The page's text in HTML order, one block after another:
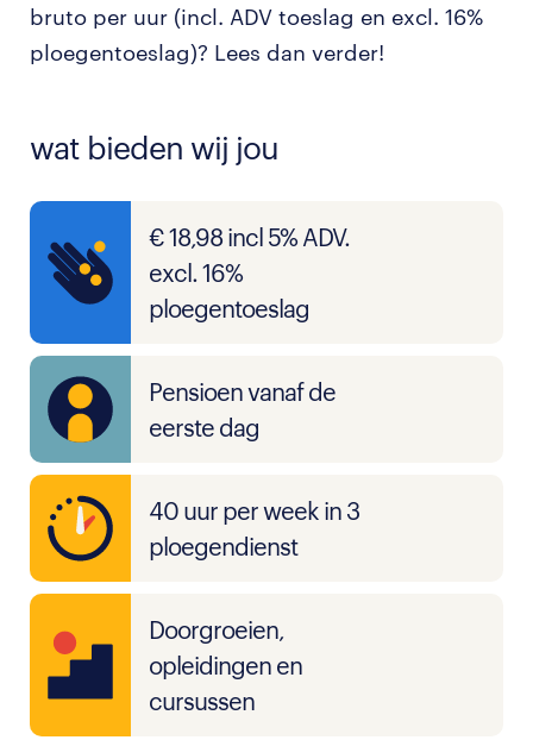
bruto per uur (incl. ADV toeslag en excl. 16%
ploegentoeslag)? Lees dan verder!
wat bieden wij jou
€ 18,98 incl 5% ADV.
excl. 16%
ploegentoeslag
Pensioen vanaf de
eerste dag
40 uur per week in 3
ploegendienst
Doorgroeien,
opleidingen en
cursussen